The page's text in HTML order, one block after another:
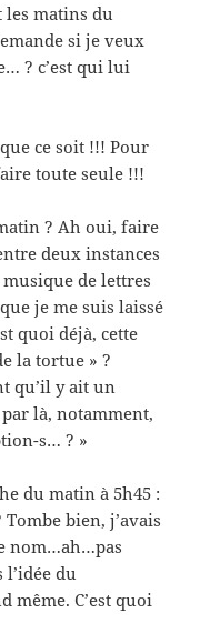
les matins du
si je veux
? c’est qui lui
ce soit !!! Pour
toute seule !!!
? Ah oui, faire
deux instances
de lettres
je me suis laissé
quoi déjà, cette
la tortue » ?
qu’il y ait un
par là, notamment,
s… ? »
du matin à 5h45 :
bien, j’avais
nom…ah…pas
du
même. C’est quoi